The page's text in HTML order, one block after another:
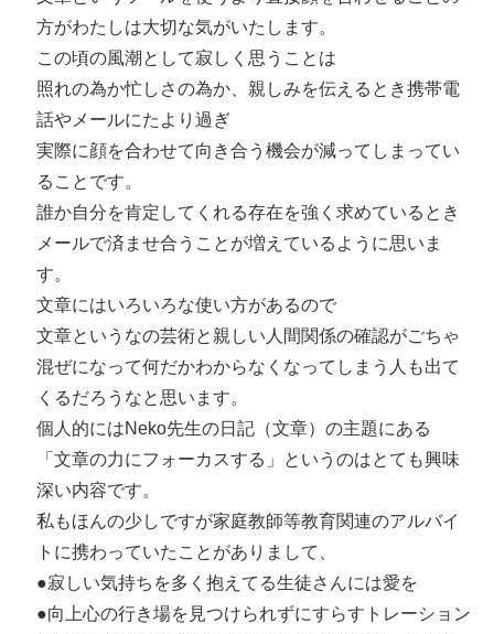
方がわたしは大切な気がいたします。
この頃の風潮として寂しく思うことは
照れの為か忙しさの為か、親しみを伝えるとき携帯電
話やメールにたより過ぎ
実際に顔を合わせて向き合う機会が減ってしまってい
ることです。
誰か自分を肯定してくれる存在を強く求めているとき
メールで済ませ合うことが増えているように思いま
す。
文章にはいろいろな使い方があるので
文章というなの芸術と親しい人間関係の確認がごちゃ
混ぜになって何だかわからなくなってしまう人も出て
くるだろうなと思います。
個人的にはNeko先生の日記（文章）の主題にある
「文章の力にフォーカスする」というのはとても興味
深い内容です。
私もほんの少しですが家庭教師等教育関連のアルバイ
トに携わっていたことがありまして、
●寂しい気持ちを多く抱えてる生徒さんには愛を
●向上心の行き場を見つけられずにすらすトレーション